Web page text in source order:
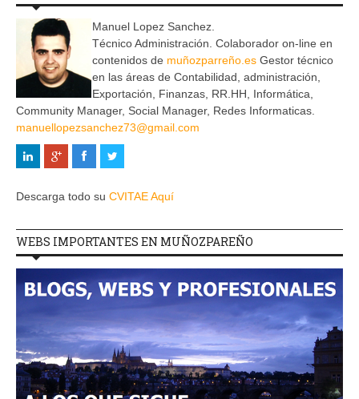
Manuel Lopez Sanchez.
Técnico Administración. Colaborador on-line en
contenidos de muñozparreño.es Gestor técnico
en las áreas de Contabilidad, administración,
Exportación, Finanzas, RR.HH, Informática,
Community Manager, Social Manager, Redes Informaticas.
manuellopezsanchez73@gmail.com
Descarga todo su CVITAE Aquí
WEBS IMPORTANTES EN MUÑOZPAREÑO